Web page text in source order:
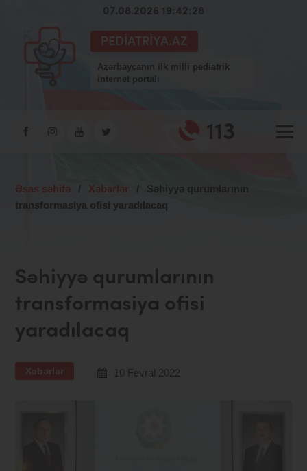
07.08.2026 19:42:28
PEDIATRIYA.AZ
Azərbaycanın ilk milli pediatrik
internet portalı
113
Əsas səhifə / Xəbərlər /
Səhiyyə qurumlarının
transformasiya ofisi yaradılacaq
Səhiyyə qurumlarının
transformasiya ofisi
yaradılacaq
Xəbərlər 10 Fevral 2022